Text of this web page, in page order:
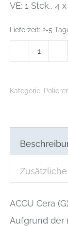
VE: 1 Stck., 4
Lieferzeit: 2-5
Menge
Kategorie:
ACCU Cera (G)
Aufgrund der